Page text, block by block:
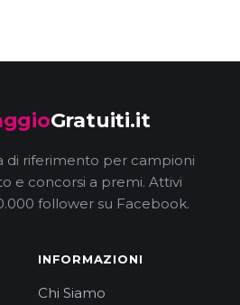
Gratuiti.it
di riferimento per campioni
e concorsi a premi. Attivi
follower su Facebook.
INFORMAZIONI
Chi Siamo